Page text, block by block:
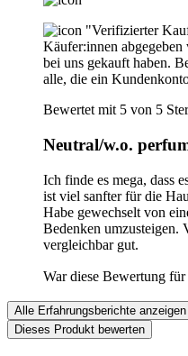
"Verifizierter
Käufer:innen abgegeben
bei uns gekauft haben.
alle, die ein
Bewertet mit 5 von 5
Neutral/w.o.
Ich finde es mega, dass
ist viel sanfter für die
Habe gewechselt von
Bedenken
vergleichbar gut.
War diese Bewertung
Alle Erfahrungsberichte anzeigen
Dieses Produkt bewerten